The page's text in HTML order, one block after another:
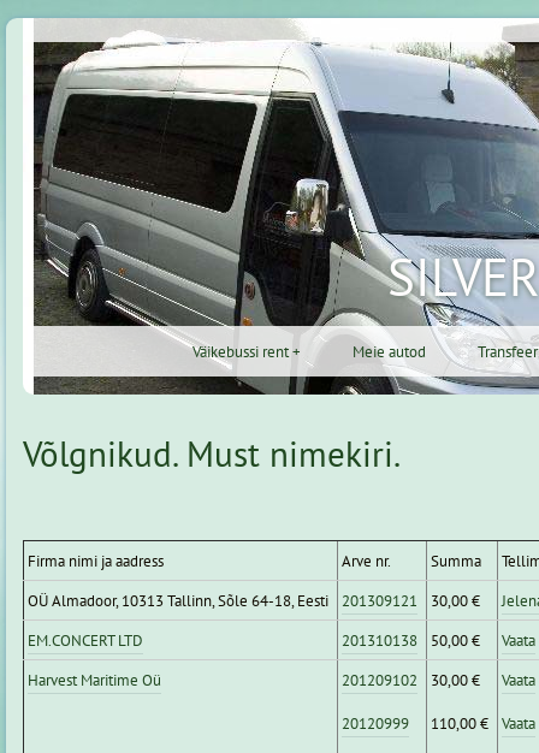
Väikebussi rent + Meie autod
Võlgnikud. Must nimekiri.
Firma nimi ja aadress Arve nr. Summa
OÜ Almadoor, 10313 Tallinn, Sõle 64-18, Eesti
201309121 30,00 €
EM.CONCERT LTD
201310138 50,00 €
Vaata
Harvest Maritime Oü
201209102
20120999
30,00 €
110,00 €
Vaata
Vaata